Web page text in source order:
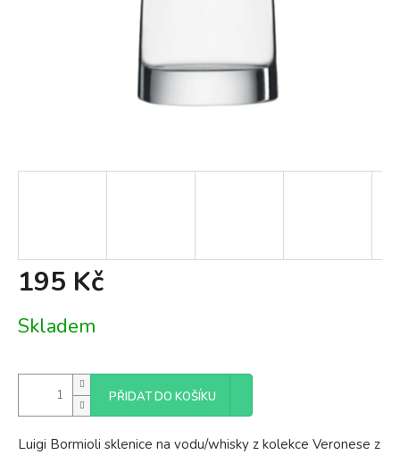
195 Kč
cena:
Skladem
PŘIDAT DO KOŠÍKU
Luigi Bormioli sklenice na vodu/whisky z kolekce Veronese z